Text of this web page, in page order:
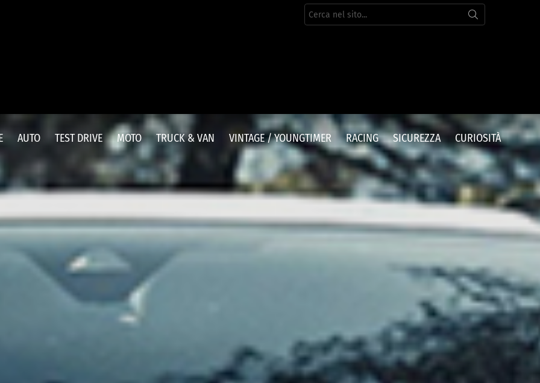
Cerca
per:
AUTO TEST DRIVE MOTO TRUCK & VAN VINTAGE / YOUNGTIMER RACING SICUREZZA CURIOSITÀ